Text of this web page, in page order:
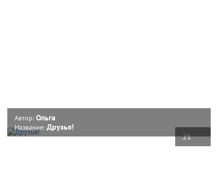
21
Автор: Ольга
Название: Друзья!